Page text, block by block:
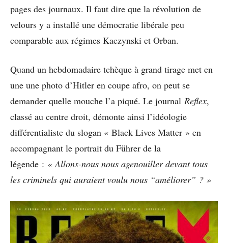
pages des journaux. Il faut dire que la révolution de
velours y a installé une démocratie libérale peu
comparable aux régimes Kaczynski et Orban.
Quand un hebdomadaire tchèque à grand tirage met en
une une photo d’Hitler en coupe afro, on peut se
demander quelle mouche l’a piqué. Le journal Reflex,
classé au centre droit, démonte ainsi l’idéologie
différentialiste du slogan « Black Lives Matter » en
accompagnant le portrait du Führer de la
légende : « Allons-nous nous agenouiller devant tous
les criminels qui auraient voulu nous “améliorer” ? »